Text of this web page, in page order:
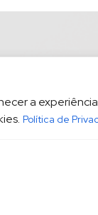
a
Política de